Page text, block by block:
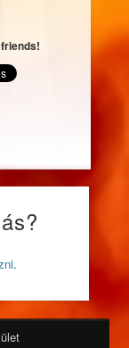
.